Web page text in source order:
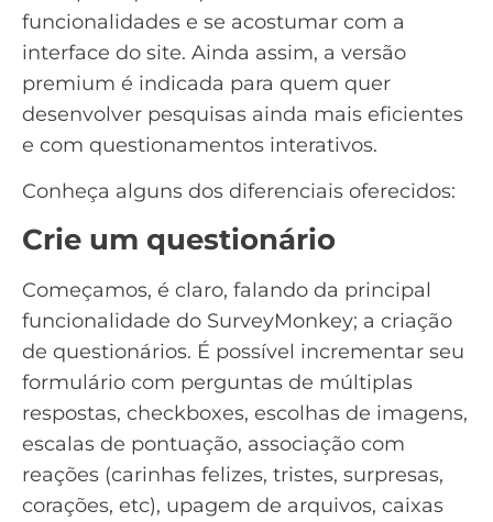
funcionalidades e se acostumar com a
interface do site. Ainda assim, a versão
premium é indicada para quem quer
desenvolver pesquisas ainda mais eficientes
e com questionamentos interativos.
Conheça alguns dos diferenciais oferecidos:
Crie um questionário
Começamos, é claro, falando da principal
funcionalidade do SurveyMonkey; a criação
de questionários. É possível incrementar seu
formulário com perguntas de múltiplas
respostas, checkboxes, escolhas de imagens,
escalas de pontuação, associação com
reações (carinhas felizes, tristes, surpresas,
corações, etc), upagem de arquivos, caixas